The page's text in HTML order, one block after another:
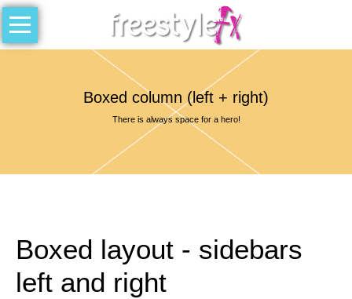
Boxed column (left + right)
There is always space for a hero!
Skip
navigation
Sample
Pages
page
4
Sample
Boxed layout - sidebars
left and right